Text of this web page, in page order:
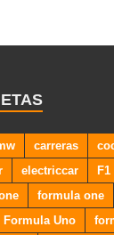
carreras
electriccar F1
formula one
Formula Uno